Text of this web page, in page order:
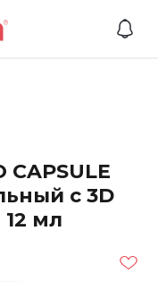
CAPSULE
с 3D
мл